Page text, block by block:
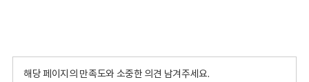
해당 페이지의 만족도와 소중한 의견 남겨주세요.